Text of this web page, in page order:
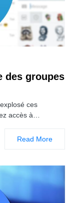
des groupes
ces
accès à…
Read More